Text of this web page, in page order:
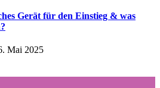
Gerät für den Einstieg & was
Mai 2025